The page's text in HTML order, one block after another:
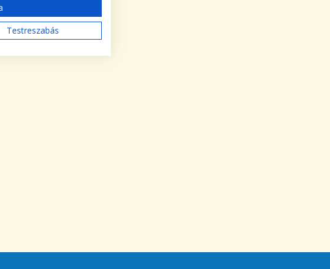
Testreszabás